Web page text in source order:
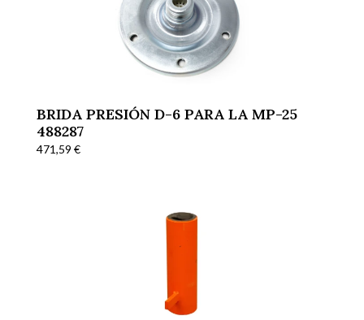
BRIDA PRESIÓN D-6 PARA LA MP-25
488287
471,59 €